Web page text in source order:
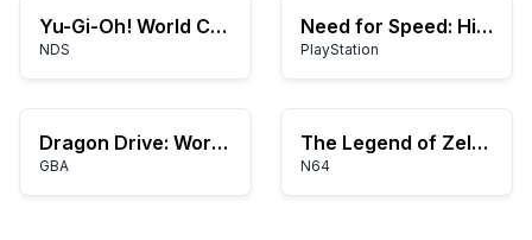
Yu-Gi-Oh! World Championship 2008
NDS
Need for Speed: High Stakes
PlayStation
Dragon Drive: World D Break
GBA
The Legend of Zelda: Majora's Mask
N64